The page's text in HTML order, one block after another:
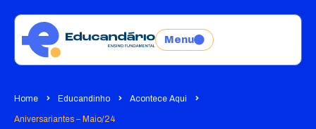
Menu
Home Educandinho Acontece Aqui
Aniversariantes – Maio/24